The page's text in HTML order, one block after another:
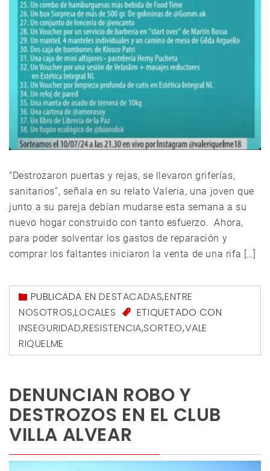
“Destrozaron puertas y rejas, se llevaron griferías,
sanitarios”, señala en su relato Valeria, una joven que
junto a su pareja debían mudarse esta semana a su
nuevo hogar construido con tanto esfuerzo. Ahora,
para poder solventar los gastos de reparación y
comprar los faltantes iniciaron la venta de una rifa […]
PUBLICADA ENDESTACADAS,ENTRE
NOSOTROS,LOCALES
ETIQUETADO CON
INSEGURIDAD,RESISTENCIA,SORTEO,VALE
RIQUELME
DENUNCIAN ROBO Y
DESTROZOS EN EL CLUB
VILLA ALVEAR